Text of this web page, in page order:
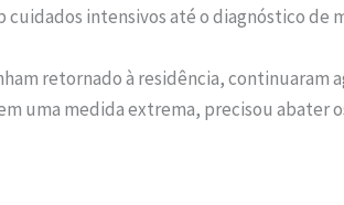
cuidados intensivos até o diagnóstico de
retornado à residência, continuaram
uma medida extrema, precisou abater